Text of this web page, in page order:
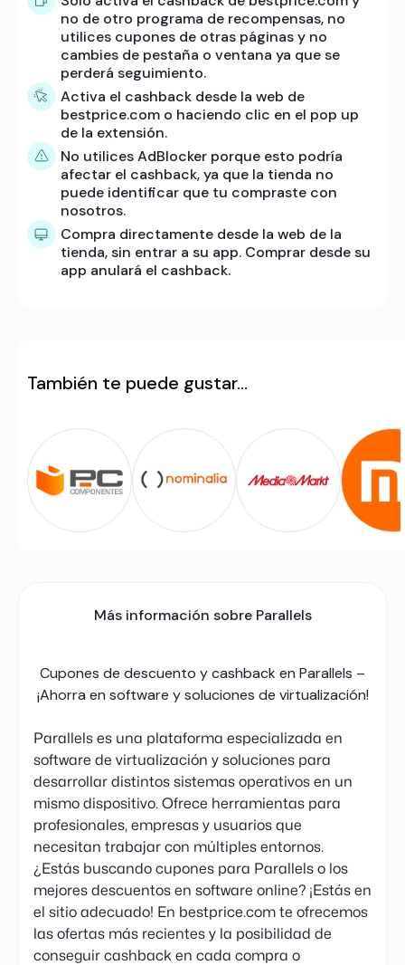
no de otro programa de recompensas, no
utilices cupones de otras páginas y no
cambies de pestaña o ventana ya que se
perderá seguimiento.
Activa el cashback desde la web de
bestprice.com o haciendo clic en el pop up
de la extensión.
No utilices AdBlocker porque esto podría
afectar el cashback, ya que la tienda no
puede identificar que tu compraste con
nosotros.
Compra directamente desde la web de la
tienda, sin entrar a su app. Comprar desde su
app anulará el cashback.
También te puede gustar…
Más información sobre Parallels
Cupones de descuento y cashback en Parallels –
¡Ahorra en software y soluciones de virtualización!
Parallels es una plataforma especializada en
software de virtualización y soluciones para
desarrollar distintos sistemas operativos en un
mismo dispositivo. Ofrece herramientas para
profesionales, empresas y usuarios que
necesitan trabajar con múltiples entornos.
¿Estás buscando cupones para Parallels o los
mejores descuentos en software online? ¡Estás en
el sitio adecuado! En bestprice.com te ofrecemos
las ofertas más recientes y la posibilidad de
conseguir cashback en cada compra o